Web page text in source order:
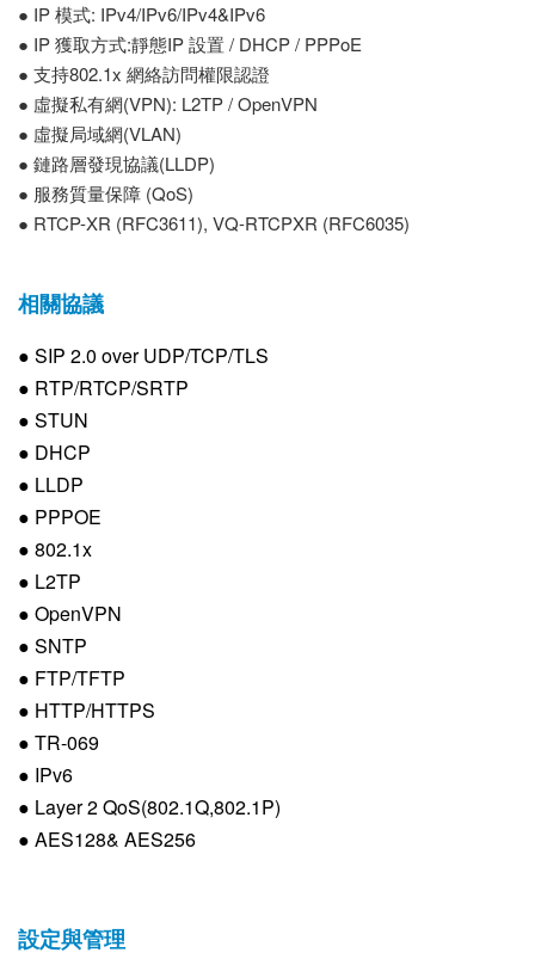
● IP 模式: IPv4/IPv6/IPv4&IPv6
● IP 獲取方式:靜態IP 設置 / DHCP / PPPoE
● 支持802.1x 網絡訪問權限認證
● 虛擬私有網(VPN): L2TP / OpenVPN
● 虛擬局域網(VLAN)
● 鏈路層發現協議(LLDP)
● 服務質量保障 (QoS)
● RTCP-XR (RFC3611), VQ-RTCPXR (RFC6035)
相關協議
● SIP 2.0 over UDP/TCP/TLS
● RTP/RTCP/SRTP
● STUN
● DHCP
● LLDP
● PPPOE
● 802.1x
● L2TP
● OpenVPN
● SNTP
● FTP/TFTP
● HTTP/HTTPS
● TR-069
● IPv6
● Layer 2 QoS(802.1Q,802.1P)
● AES128& AES256
設定與管理